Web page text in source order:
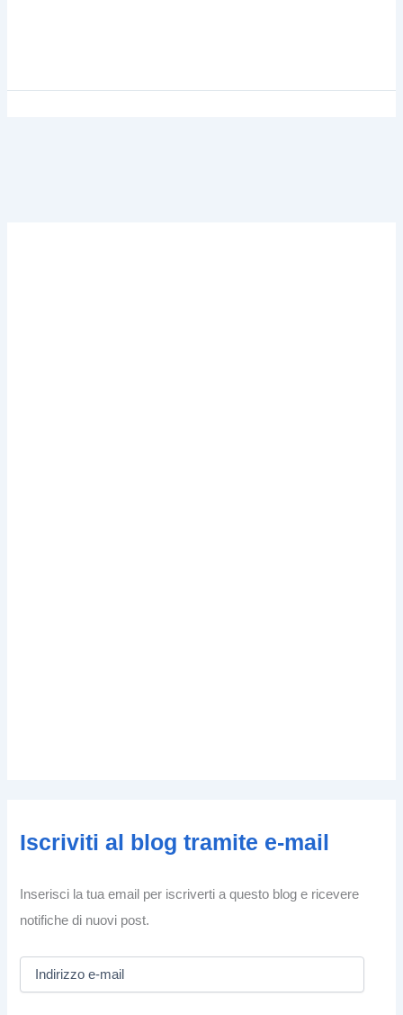
Iscriviti al blog tramite e-mail
Inserisci la tua email per iscriverti a questo blog e ricevere
notifiche di nuovi post.